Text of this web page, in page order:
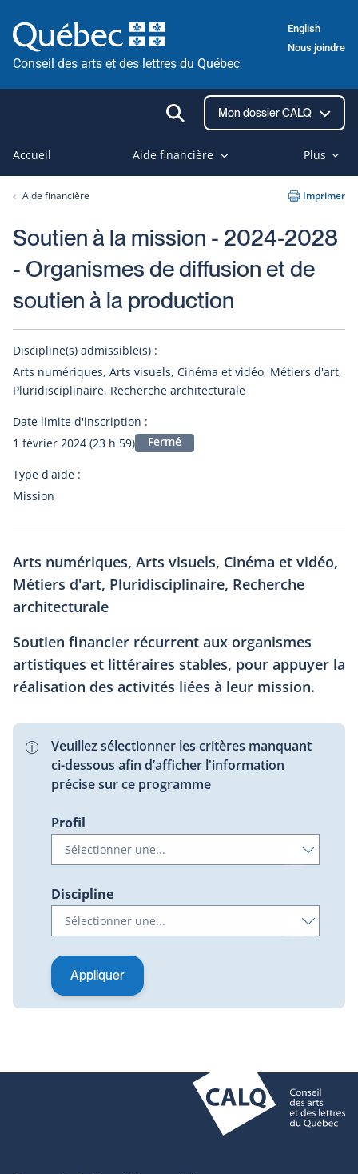
au
contenu
Conseil des arts et des lettres du Québec
English
Nous joindre
Ouvrir
la
recherche
Mon dossier CALQ
Accueil Aide financière Plus
Aide financière Imprimer
Soutien à la mission - 2024-2028
- Organismes de diffusion et de
soutien à la production
Discipline(s) admissible(s) :
Arts numériques, Arts visuels, Cinéma et vidéo, Métiers d'art,
Pluridisciplinaire, Recherche architecturale
Date limite d'inscription :
1 février 2024 (23 h 59)
Fermé
Type d'aide :
Mission
Arts numériques, Arts visuels, Cinéma et vidéo,
Métiers d'art, Pluridisciplinaire, Recherche
architecturale
Soutien financier récurrent aux organismes
artistiques et littéraires stables, pour appuyer la
réalisation des activités liées à leur mission.
Veuillez sélectionner les critères manquant
ci-dessous afin d’afficher l'information
précise sur ce programme
Profil
Discipline